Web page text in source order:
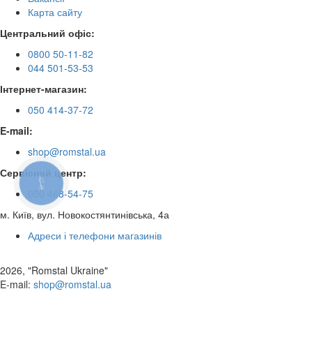
Карта сайту
Центральний офіс:
0800 50-11-82
044 501-53-53
Інтернет-магазин:
050 414-37-72
E-mail:
shop@romstal.ua
Сервісний центр:
050 468-54-75
м. Київ, вул. Новокостянтинівська, 4а
Адреси і телефони магазинів
2026, "Romstal Ukraine"
​E-mail: shop@romstal.ua
КНОПКА
ЗВ'ЯЗКУ